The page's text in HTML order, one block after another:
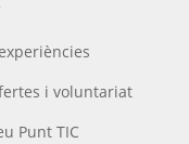
i voluntariat
Punt TIC